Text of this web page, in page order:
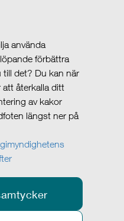
använda
förbättra
det? Du kan när
återkalla ditt
av kakor
längst ner på